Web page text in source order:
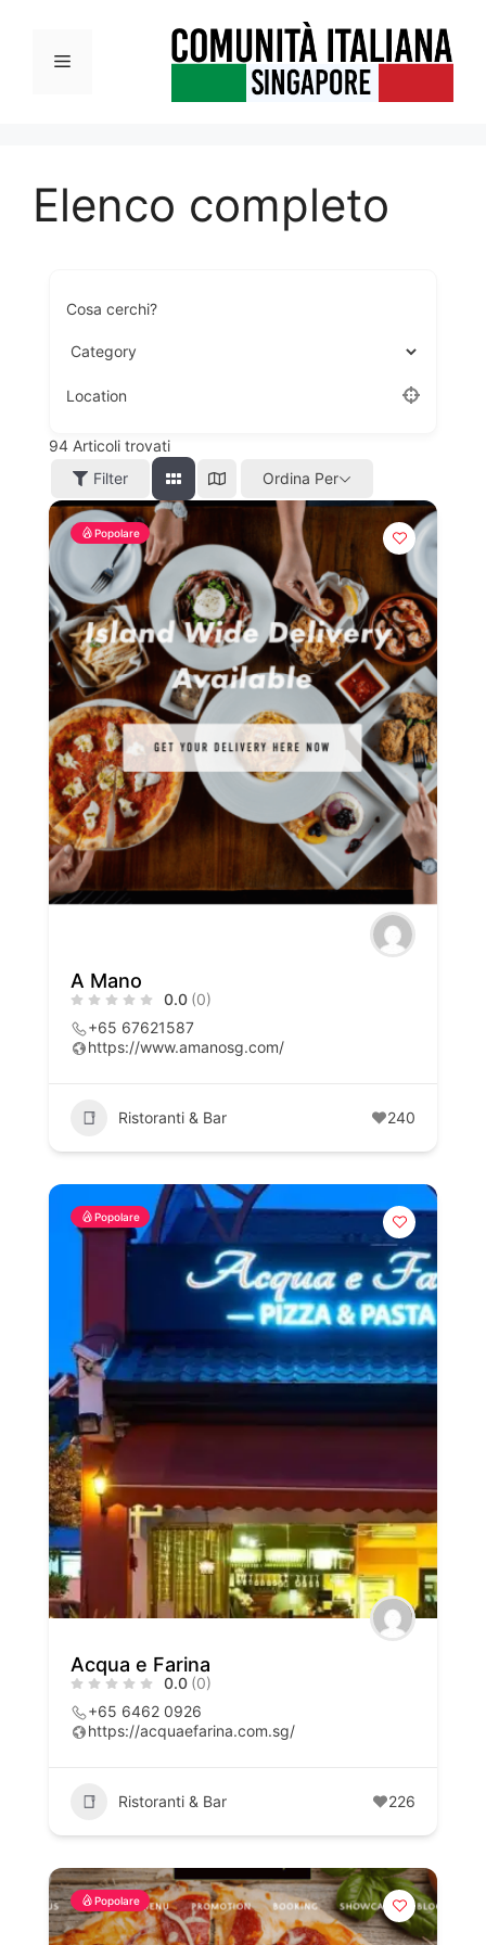
contenutoMenu
Elenco completo
Cosa cerchi?
Location
94 Articoli trovati
Filter
Ordina Per
Popolare
A Mano
0.0 (0)
+65 67621587
https://www.amanosg.com/
Ristoranti & Bar 240
Popolare
Acqua e Farina
0.0 (0)
+65 6462 0926
https://acquaefarina.com.sg/
Ristoranti & Bar 226
Popolare